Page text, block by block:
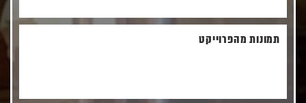
תמונות מהפרוייקט